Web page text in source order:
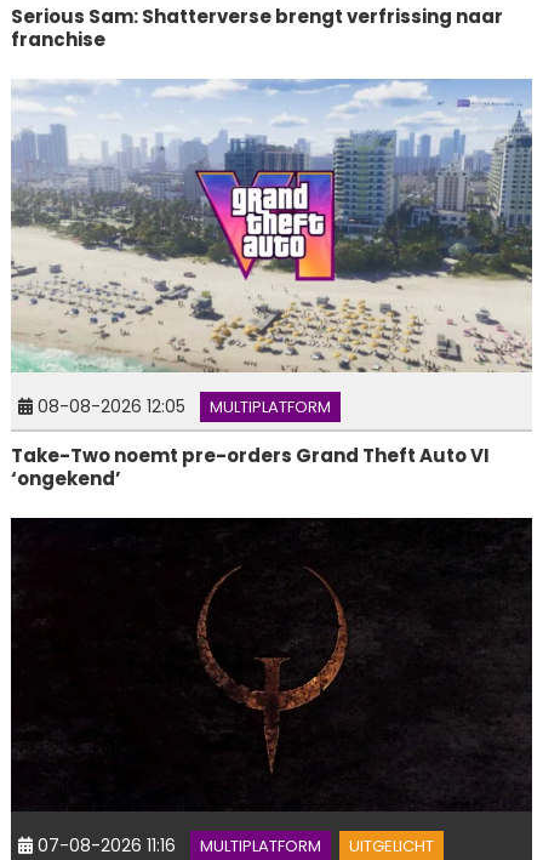
Serious Sam: Shatterverse brengt verfrissing naar
franchise
08-08-2026 12:05 MULTIPLATFORM
Take-Two noemt pre-orders Grand Theft Auto VI
‘ongekend’
07-08-2026 11:16 MULTIPLATFORM UITGELICHT